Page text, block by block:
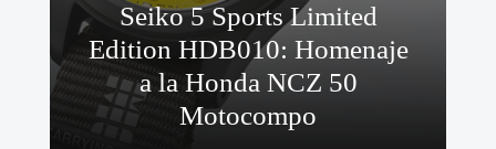
Seiko 5 Sports Limited
Edition HDB010: Homenaje
a la Honda NCZ 50
Motocompo